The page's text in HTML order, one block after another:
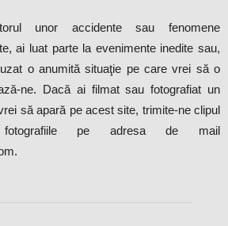
unor accidente sau fenomene
ai luat parte la evenimente inedite sau,
o anumită situaţie pe care vrei să o
ne. Dacă ai filmat sau fotografiat un
să apară pe acest site, trimite-ne clipul
pe adresa de mail